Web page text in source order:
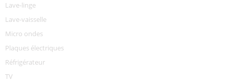
Lave-linge
Lave-vaisselle
Micro ondes
Plaques électriques
Réfrigérateur
TV